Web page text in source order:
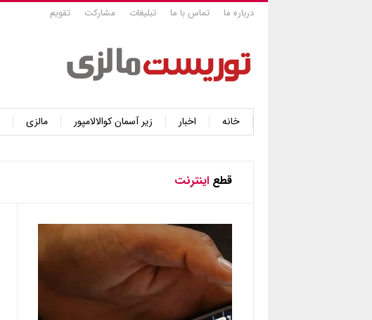
درباره ما تماس با ما تبلیغات مشارکت تقویم
خانه اخبار زیر آسمان کوالالامپور مالزی
قطع اینترنت